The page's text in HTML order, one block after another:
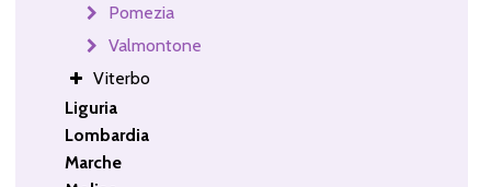
Pomezia
Valmontone
Viterbo
Liguria
Lombardia
Marche